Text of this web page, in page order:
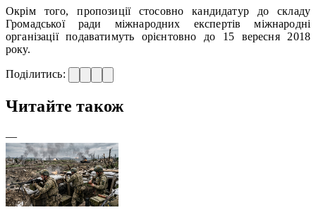
Окрім того, пропозиції стосовно кандидатур до складу
Громадської ради міжнародних експертів міжнародні
організації подаватимуть орієнтовно до 15 вересня 2018
року.
Поділитись:
Читайте також
—